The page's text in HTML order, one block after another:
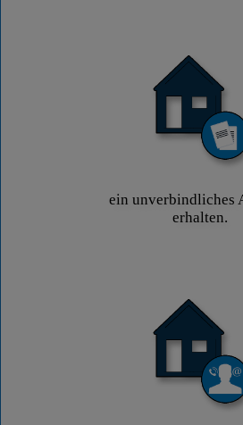
ein unverbindliches
erhalten.